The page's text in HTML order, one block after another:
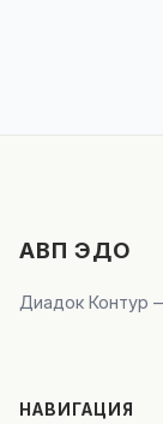
АВП ЭДО
Диадок Контур
НАВИГАЦИЯ